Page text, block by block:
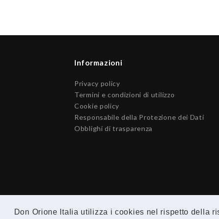
Don Orione Italia utilizza i cookies nel rispetto della
Informazioni
Privacy policy
Termini e condizioni di utilizzo
Cookie policy
Responsabile della Protezione dei Dati
Obblighi di trasparenza